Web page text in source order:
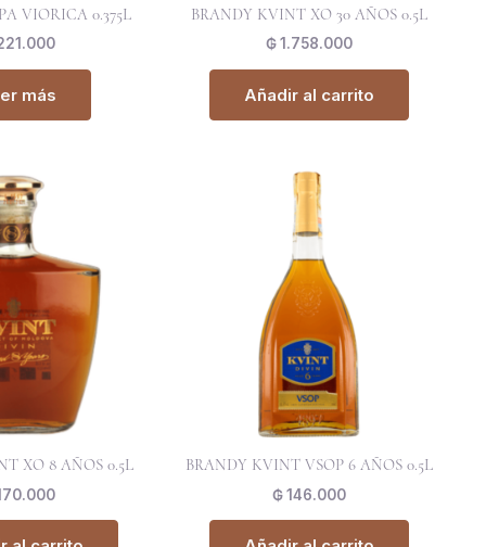
VIORICA 0.375L
más
BRANDY KVINT XO 30 AÑOS 0.5L
₲1.758.000
Añadir al carrito
XO 8 AÑOS 0.5L BRANDY KVINT VSOP 6 AÑOS 0.5L
₲146.000